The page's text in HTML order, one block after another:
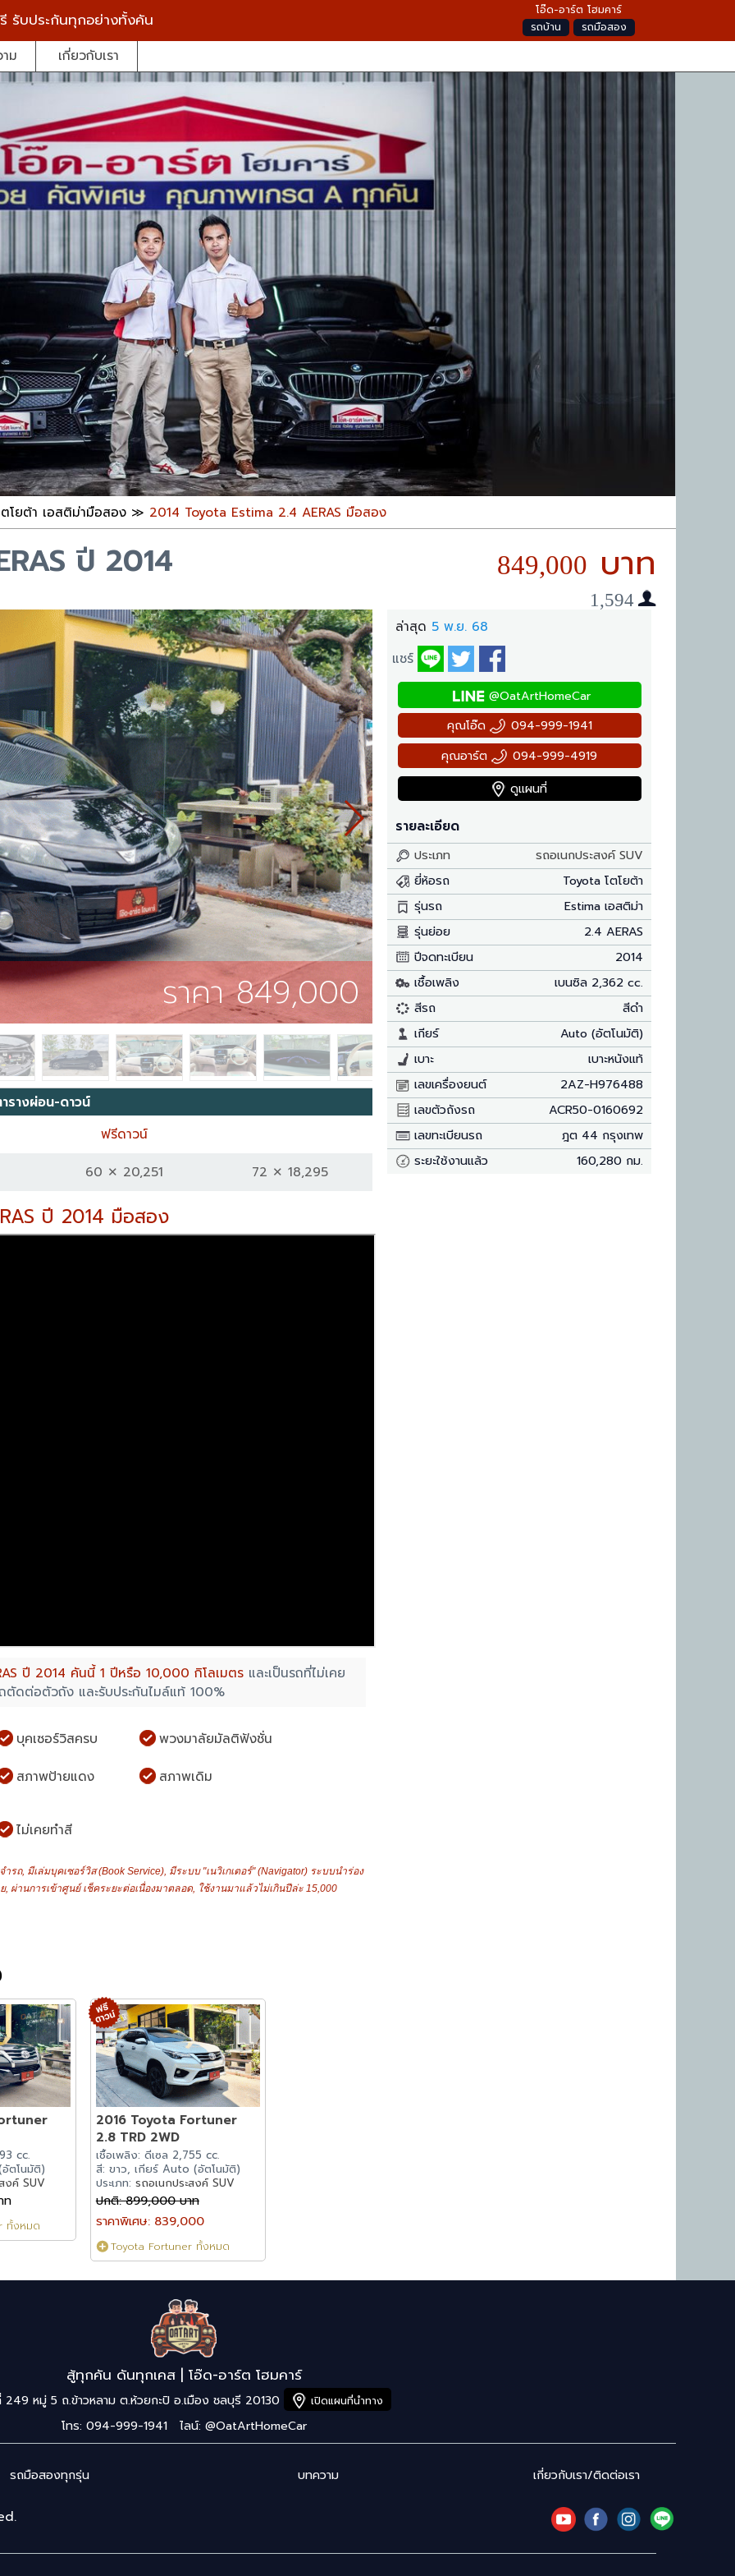
รับประกันทุกอย่างทั้งคัน
โอ๊ด-อาร์ต โฮมคาร์
รถบ้าน
รถมือสอง
ม เกี่ยวกับเรา
โยต้า เอสติม่ามือสอง ≫ 2014 Toyota Estima 2.4 AERAS มือสอง
ปี 2014 849,000
1,594
ราคา 849,000
รางผ่อน-ดาวน์
ฟรีดาวน์
60 ✕ 20,251
72 ✕ 18,295
ปี 2014 มือสอง
ปี 2014 คันนี้ 1 ปีหรือ 10,000 กิโลเมตรและเป็นรถที่ไม่เคย
ตัดต่อตัวถัง และรับประกันไมล์แท้ 100%
บุคเซอร์วิสครบ พวงมาลัยมัลติฟังชั่น
สภาพป้ายแดง สภาพเดิม
ไม่เคยทำสี
ถ, มีเล่มบุคเซอร์วิส (Book Service), มีระบบ "เนวิเกเตอร์" (Navigator) ระบบนำร่อง
านการเข้าศูนย์ เช็คระยะต่อเนื่องมาตลอด, ใช้งานมาแล้วไม่เกินปีล่ะ 15,000
ล่าสุด 5 พ.ย. 68
แชร์
@OatArtHomeCar
คุณโอ๊ด
094-999-1941
คุณอาร์ต
094-999-4919
ดูแผนที่
รายละเอียด
ประเภท
รถอเนกประสงค์ SUV
ยี่ห้อรถ
Toyota โตโยต้า
รุ่นรถ
Estima เอสติม่า
รุ่นย่อย
2.4 AERAS
ปีจดทะเบียน
2014
เชื้อเพลิง
เบนซิล 2,362 cc.
สีรถ
สีดำ
เกียร์
Auto (อัตโนมัติ)
เบาะ
เบาะหนังแท้
เลขเครื่องยนต์
2AZ-H976488
เลขตัวถังรถ
ACR50-0160692
เลขทะเบียนรถ
ฎต 44 กรุงเทพ
ระยะใช้งานแล้ว
160,280 กม.
cc.
ตโนมัติ)
งค์ SUV
ท
ทั้งหมด
2016 Toyota Fortuner
2.8 TRD 2WD
เชื้อเพลิง: ดีเซล 2,755 cc.
สี: ขาว, เกียร์ Auto (อัตโนมัติ)
ประเภท: รถอเนกประสงค์ SUV
ปกติ: 899,000 บาท
ราคาพิเศษ: 839,000
Toyota Fortuner ทั้งหมด
สู้ทุกคัน ดันทุกเคส | โอ๊ด-อาร์ต โฮมคาร์
249 หมู่ 5 ถ.ข้าวหลาม ต.ห้วยกะปิ อ.เมือง ชลบุรี 20130 เปิดแผนที่นำทาง
โทร: 094-999-1941 ไลน์: @OatArtHomeCar
รถมือสองทุกรุ่น บทความ เกี่ยวกับเรา/ติดต่อเรา